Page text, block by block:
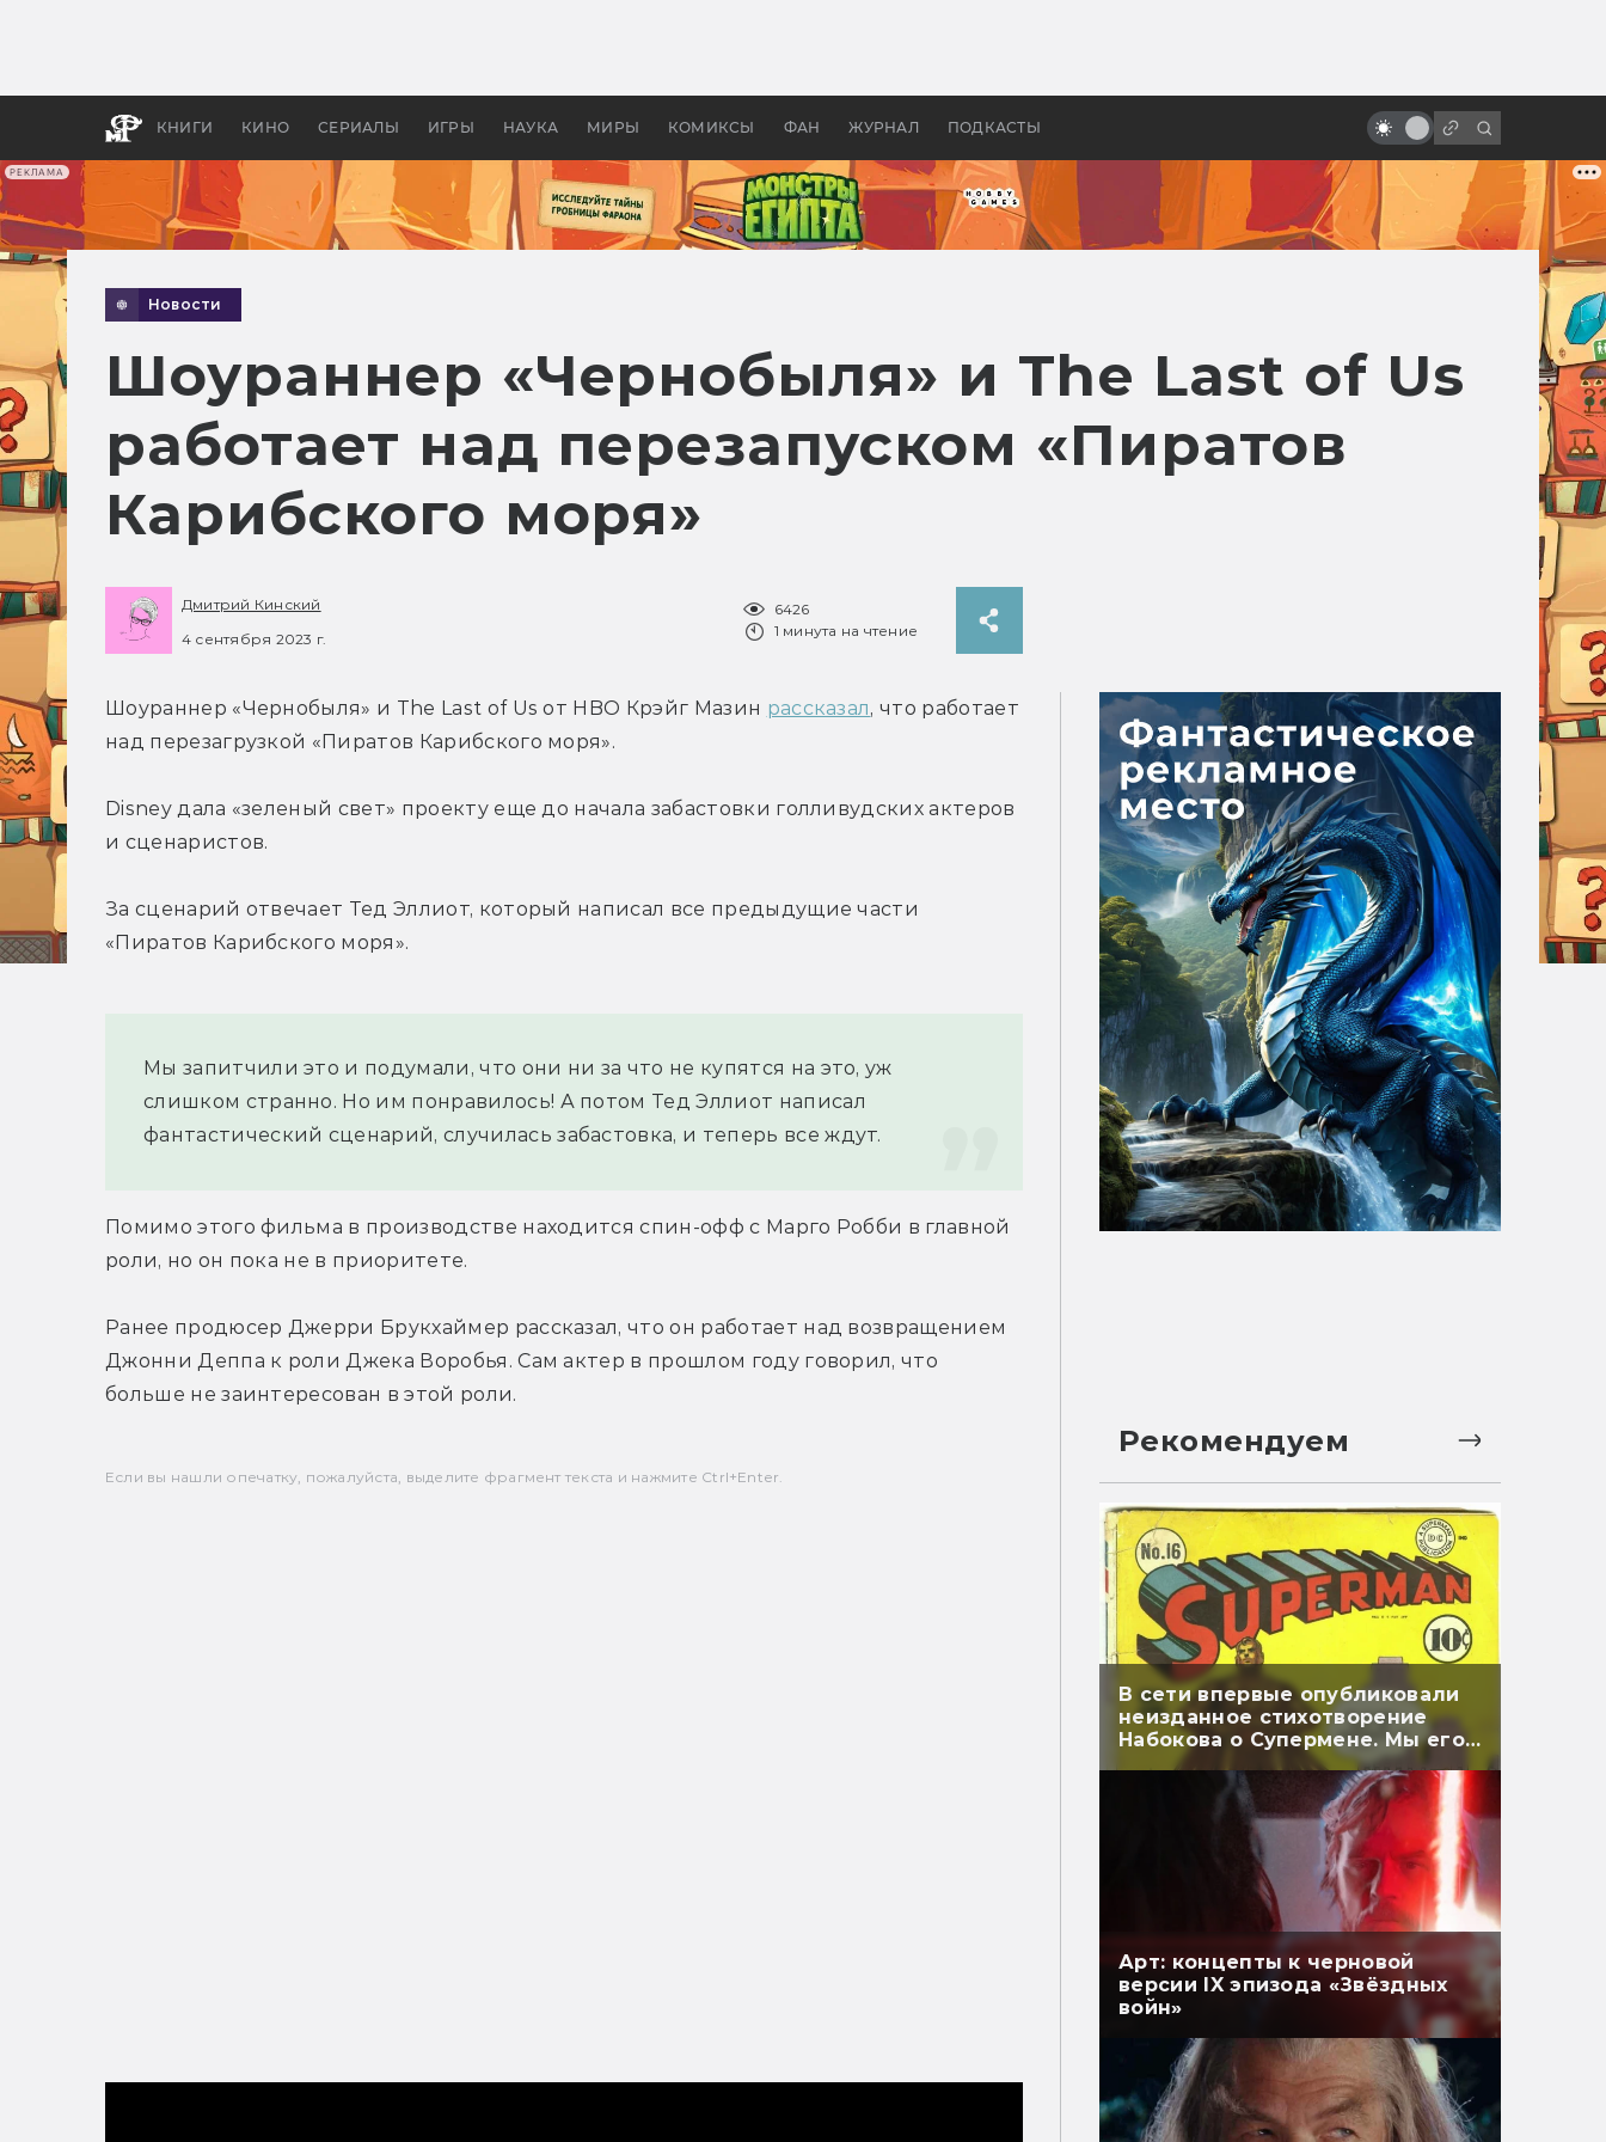
РЕКЛАМА
КНИГИ КИНО СЕРИАЛЫ ИГРЫ НАУКА МИРЫ КОМИКСЫ ФАН ЖУРНАЛ ПОДКАСТЫ
бы «Властелина колец»
Древней Грецией
экранизации DC
Новости
Шоураннер «Чернобыля» и The Last of Us
работает над перезапуском «Пиратов
Карибского моря»
Дмитрий Кинский
4 сентября 2023 г.
6426
1 минута на чтение
Шоураннер «Чернобыля» и The Last of Us от HBO Крэйг Мазин рассказал, что работает
над перезагрузкой «Пиратов Карибского моря».
Disney дала «зеленый свет» проекту еще до начала забастовки голливудских актеров
и сценаристов.
За сценарий отвечает Тед Эллиот, который написал все предыдущие части
«Пиратов Карибского моря».
Мы запитчили это и подумали, что они ни за что не купятся на это, уж
слишком странно. Но им понравилось! А потом Тед Эллиот написал
фантастический сценарий, случилась забастовка, и теперь все ждут.
Помимо этого фильма в производстве находится спин-офф с Марго Робби в главной
роли, но он пока не в приоритете.
Ранее продюсер Джерри Брукхаймер рассказал, что он работает над возвращением
Джонни Деппа к роли Джека Воробья. Сам актер в прошлом году говорил, что
больше не заинтересован в этой роли.
Если вы нашли опечатку, пожалуйста, выделите фрагмент текста и нажмите Ctrl+Enter.
Рекомендуем
В сети впервые опубликовали
неизданное стихотворение
Набокова о Супермене. Мы его
перевели
Арт: концепты к черновой
версии IX эпизода «Звёздных
войн»